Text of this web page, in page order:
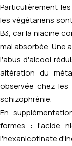
Particulièrement
les végétariens
B3, car la niacine
mal absorbée. Une
l'abus d'alcool
altération du
observée chez les
schizophrénie.
En
formes : l'acide
l'hexanicotinate